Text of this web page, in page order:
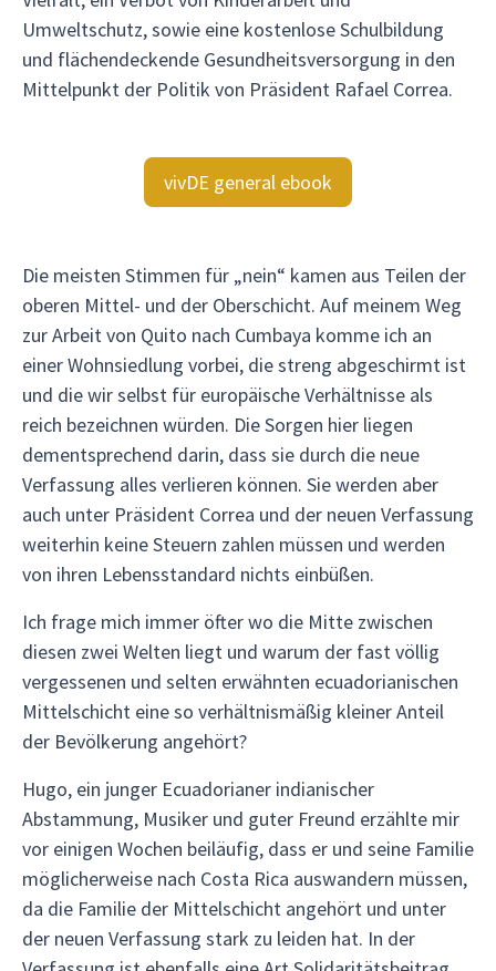
Umweltschutz, sowie eine kostenlose Schulbildung
und flächendeckende Gesundheitsversorgung in den
Mittelpunkt der Politik von Präsident Rafael Correa.
vivDE general ebook
Die meisten Stimmen für „nein“ kamen aus Teilen der
oberen Mittel- und der Oberschicht. Auf meinem Weg
zur Arbeit von Quito nach Cumbaya komme ich an
einer Wohnsiedlung vorbei, die streng abgeschirmt ist
und die wir selbst für europäische Verhältnisse als
reich bezeichnen würden. Die Sorgen hier liegen
dementsprechend darin, dass sie durch die neue
Verfassung alles verlieren können. Sie werden aber
auch unter Präsident Correa und der neuen Verfassung
weiterhin keine Steuern zahlen müssen und werden
von ihren Lebensstandard nichts einbüßen.
Ich frage mich immer öfter wo die Mitte zwischen
diesen zwei Welten liegt und warum der fast völlig
vergessenen und selten erwähnten ecuadorianischen
Mittelschicht eine so verhältnismäßig kleiner Anteil
der Bevölkerung angehört?
Hugo, ein junger Ecuadorianer indianischer
Abstammung, Musiker und guter Freund erzählte mir
vor einigen Wochen beiläufig, dass er und seine Familie
möglicherweise nach Costa Rica auswandern müssen,
da die Familie der Mittelschicht angehört und unter
der neuen Verfassung stark zu leiden hat. In der